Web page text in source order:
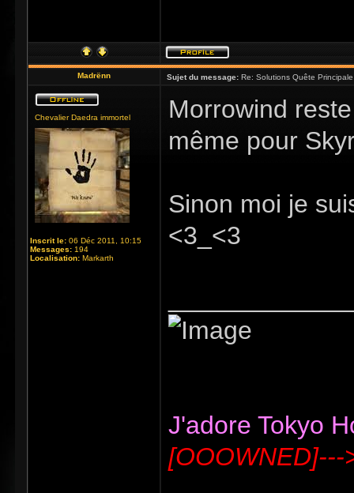
Madrënn Sujet du message: Re: Solutions Quête
Chevalier Daedra immortel
Inscrit le: 06 Déc 2011, 10:15
Messages: 194
Localisation: Markarth
Morrowind
même pour
Sinon moi je
<3_<3
J'adore Tokyo
[OOOWNED]---